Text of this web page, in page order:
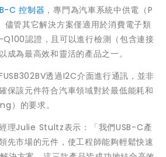
C 控制器 ，專門為汽車系統中供電（P
儘管其它解決方案僅適用於消費電子類
認證，且可以進行檢測（包含連接
成為最高效和靈活的產品之一。
透過I2C介面進行通訊，並非
保該元件符合汽車領域對於最低能耗和
）的要求。
理Julie Stultz表示：「我們USB-C產
先市場的元件，使工程師能夠輕鬆快速